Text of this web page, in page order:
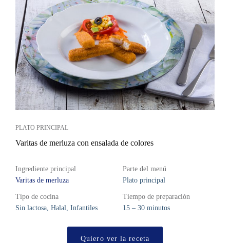
PLATO PRINCIPAL
Varitas de merluza con ensalada de colores
Ingrediente principal
Varitas de merluza
Tipo de cocina
Sin lactosa, Halal, Infantiles
Parte del menú
Plato principal
Tiempo de preparación
15 – 30 minutos
Quiero ver la receta